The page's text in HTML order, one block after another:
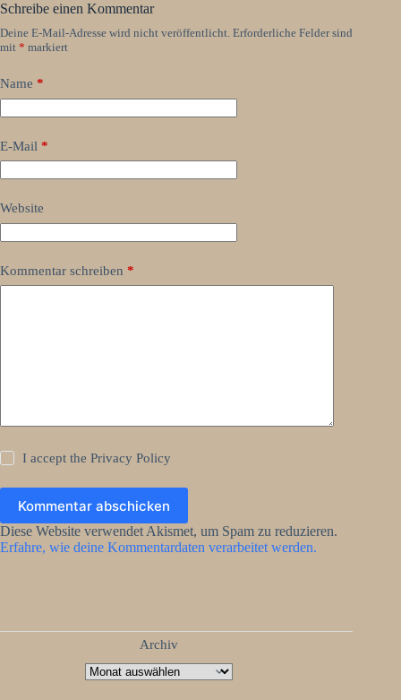
Schreibe einen Kommentar
Deine E-Mail-Adresse wird nicht veröffentlicht. Erforderliche Felder sind
mit * markiert
Name *
E-Mail *
Website
Kommentar schreiben *
I accept thePrivacy Policy
Kommentar abschicken
Diese Website verwendet Akismet, um Spam zu reduzieren.
Erfahre, wie deine Kommentardaten verarbeitet werden.
Archiv